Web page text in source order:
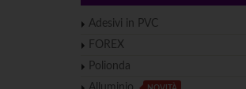
Adesivi in PVC
FOREX
Polionda